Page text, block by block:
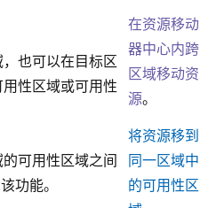
也可以在目标区
性区域或可用性
在资源移动
器中心内跨
区域移动资
源。
可用性区域之间
功能。
将资源移到
同一区域中
的可用性区